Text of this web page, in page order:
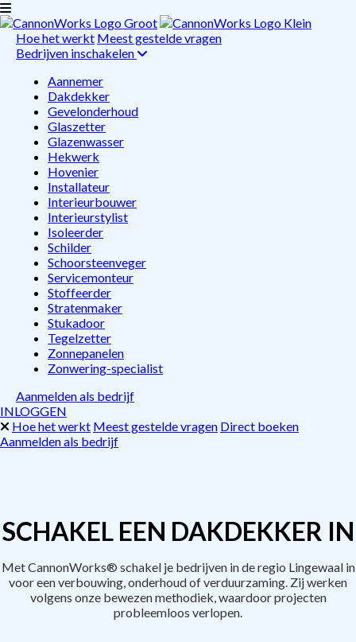
Hoe het werkt Meest gestelde vragen
Bedrijven inschakelen
Aannemer
Dakdekker
Gevelonderhoud
Glaszetter
Glazenwasser
Hekwerk
Hovenier
Installateur
Interieurbouwer
Interieurstylist
Isoleerder
Schilder
Schoorsteenveger
Servicemonteur
Stoffeerder
Stratenmaker
Stukadoor
Tegelzetter
Zonnepanelen
Zonwering-specialist
Aanmelden als bedrijf
INLOGGEN
Hoe het werkt Meest gestelde vragen Direct boeken
Aanmelden als bedrijf
SCHAKEL EEN DAKDEKKER IN
Met CannonWorks® schakel je bedrijven in de regio Lingewaal in
voor een verbouwing, onderhoud of verduurzaming. Zij werken
volgens onze bewezen methodiek, waardoor projecten
probleemloos verlopen.